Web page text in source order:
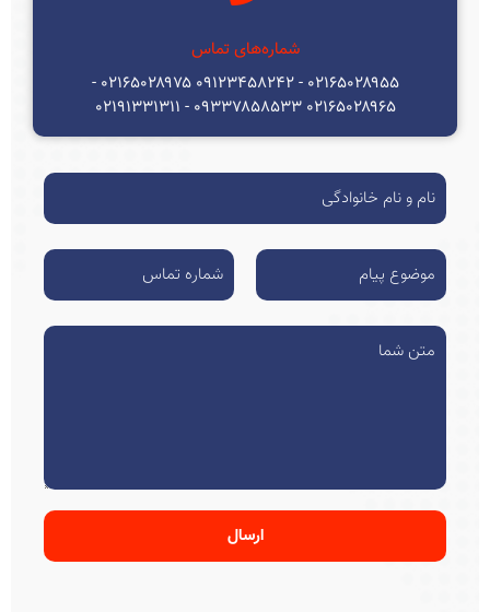
شماره‌های تماس
۰۲۱۶۵۰۲۸۹۵۵ - ۰۹۱۲۳۴۵۸۲۴۲ ۰۲۱۶۵۰۲۸۹۷۵ -
۰۲۱۶۵۰۲۸۹۶۵ ۰۹۳۳۷۸۵۸۵۳۳ - ۰۲۱۹۱۳۳۱۳۱۱